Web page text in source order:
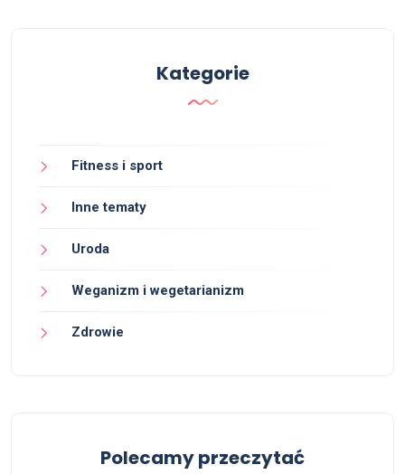
Kategorie
Fitness i sport
Inne tematy
Uroda
Weganizm i wegetarianizm
Zdrowie
Polecamy przeczytać